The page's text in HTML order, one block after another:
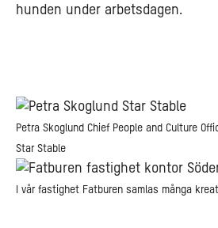
hunden under arbetsdagen.
Petra Skoglund Chief People and Culture
Star Stable
I vår fastighet Fatburen samlas många